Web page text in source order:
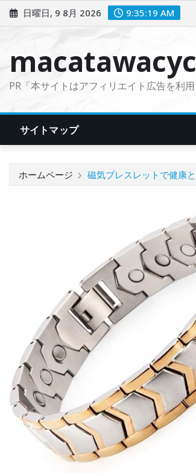
ン
日曜日, 9 8月 2026 9:35:20 AM
PR「本サイトはアフィリエイト広告を利用
サイトマップ
ホームページ 磁気ブレスレットで健康